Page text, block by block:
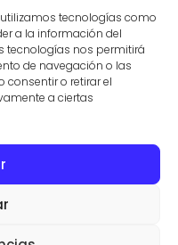
tecnologías como
a la información del
tecnologías nos permitirá
de navegación o las
consentir o retirar el
a ciertas
Siguiente
VILLAS Y FINCAS MALLORCA